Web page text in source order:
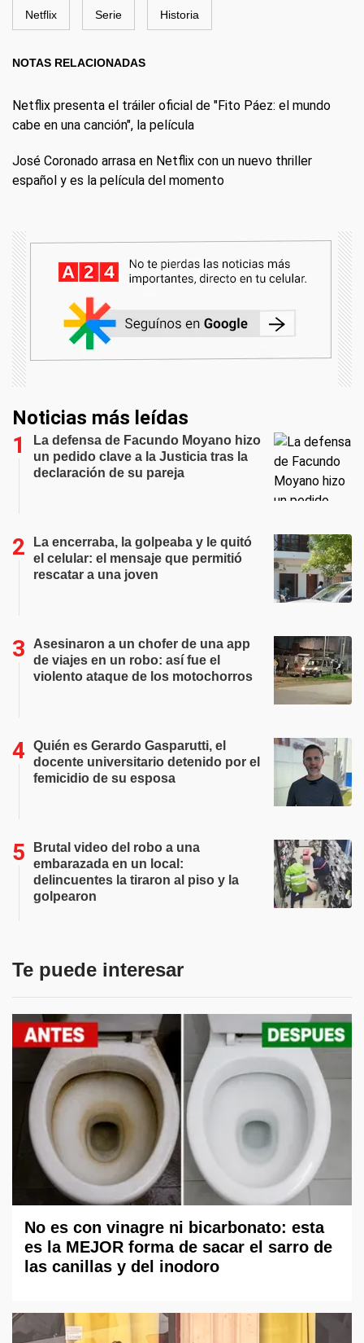
Netflix Serie Historia
NOTAS RELACIONADAS
Netflix presenta el tráiler oficial de "Fito Páez: el mundo
cabe en una canción", la película
José Coronado arrasa en Netflix con un nuevo thriller
español y es la película del momento
Noticias más leídas
La defensa de Facundo Moyano hizo
un pedido clave a la Justicia tras la
declaración de su pareja
La encerraba, la golpeaba y le quitó
el celular: el mensaje que permitió
rescatar a una joven
Asesinaron a un chofer de una app
de viajes en un robo: así fue el
violento ataque de los motochorros
Quién es Gerardo Gasparutti, el
docente universitario detenido por el
femicidio de su esposa
Brutal video del robo a una
embarazada en un local:
delincuentes la tiraron al piso y la
golpearon
Te puede interesar
No es con vinagre ni bicarbonato: esta
es la MEJOR forma de sacar el sarro de
las canillas y del inodoro